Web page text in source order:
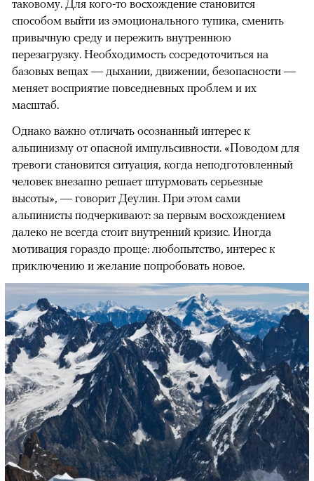
таковому. Для кого-то восхождение становится
способом выйти из эмоционального тупика, сменить
привычную среду и пережить внутреннюю
перезагрузку. Необходимость сосредоточиться на
базовых вещах — дыхании, движении, безопасности —
меняет восприятие повседневных проблем и их
масштаб.
Однако важно отличать осознанный интерес к
альпинизму от опасной импульсивности. «Поводом для
тревоги становится ситуация, когда неподготовленный
человек внезапно решает штурмовать серьезные
высоты», — говорит Деулин. При этом сами
альпинисты подчеркивают: за первым восхождением
далеко не всегда стоит внутренний кризис. Иногда
мотивация гораздо проще: любопытство, интерес к
приключению и желание попробовать новое.